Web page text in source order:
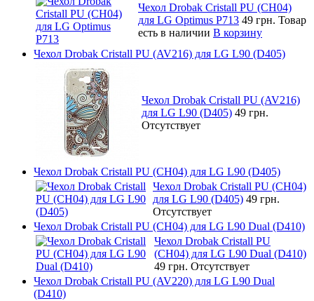
Чехол Drobak Cristall PU (CH04)
для LG Optimus P713 49 грн. Товар
есть в наличии В корзину
Чехол Drobak Cristall PU (AV216) для LG L90 (D405)
Чехол Drobak Cristall PU (AV216)
для LG L90 (D405) 49 грн.
Отсутствует
Чехол Drobak Cristall PU (CH04) для LG L90 (D405)
Чехол Drobak Cristall PU (CH04)
для LG L90 (D405) 49 грн.
Отсутствует
Чехол Drobak Cristall PU (CH04) для LG L90 Dual (D410)
Чехол Drobak Cristall PU
(CH04) для LG L90 Dual (D410)
49 грн. Отсутствует
Чехол Drobak Cristall PU (AV220) для LG L90 Dual
(D410)